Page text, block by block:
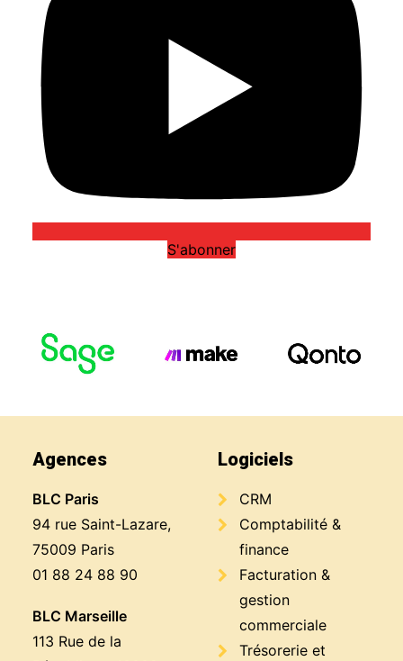
S'abonner
Agences
BLC Paris
94 rue Saint-Lazare,
75009 Paris
01 88 24 88 90
BLC Marseille
113 Rue de la
Logiciels
CRM
Comptabilité &
finance
Facturation &
gestion
commerciale
Trésorerie et